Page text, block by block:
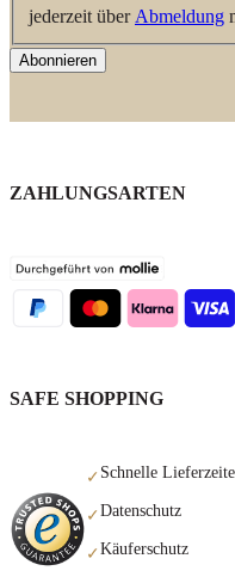
jederzeit über Abmeldung
Abonnieren
ZAHLUNGSARTEN
SAFE SHOPPING
✓ Schnelle
✓Datenschutz
✓Käuferschutz